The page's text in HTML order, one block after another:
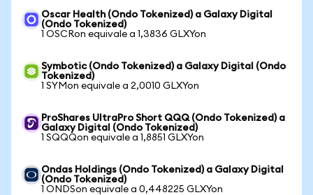
Oscar Health (Ondo Tokenized) a Galaxy Digital
(Ondo Tokenized)
1 OSCRon equivale a 1,3836 GLXYon
Symbotic (Ondo Tokenized) a Galaxy Digital (Ondo
Tokenized)
1 SYMon equivale a 2,0010 GLXYon
ProShares UltraPro Short QQQ (Ondo Tokenized) a
Galaxy Digital (Ondo Tokenized)
1 SQQQon equivale a 1,8851 GLXYon
Ondas Holdings (Ondo Tokenized) a Galaxy Digital
(Ondo Tokenized)
1 ONDSon equivale a 0,448225 GLXYon